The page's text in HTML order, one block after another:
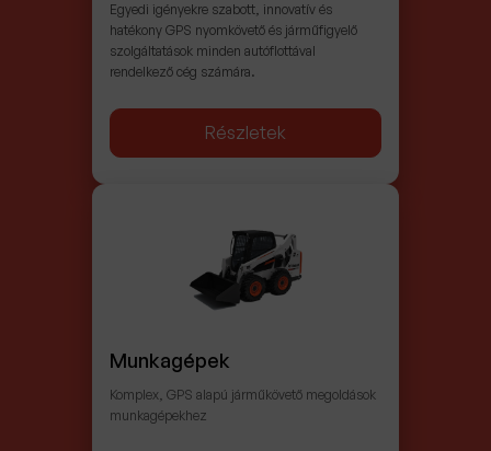
Egyedi igényekre szabott, innovatív és
hatékony GPS nyomkövető és járműfigyelő
szolgáltatások minden autóflottával
rendelkező cég számára.
Részletek
Munkagépek
Komplex, GPS alapú járműkövető megoldások
munkagépekhez